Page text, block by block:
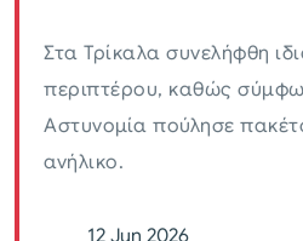
Στα Τρίκαλα συνελήφθη
περιπτέρου, καθώς
Αστυνομία πούλησε
ανήλικο.